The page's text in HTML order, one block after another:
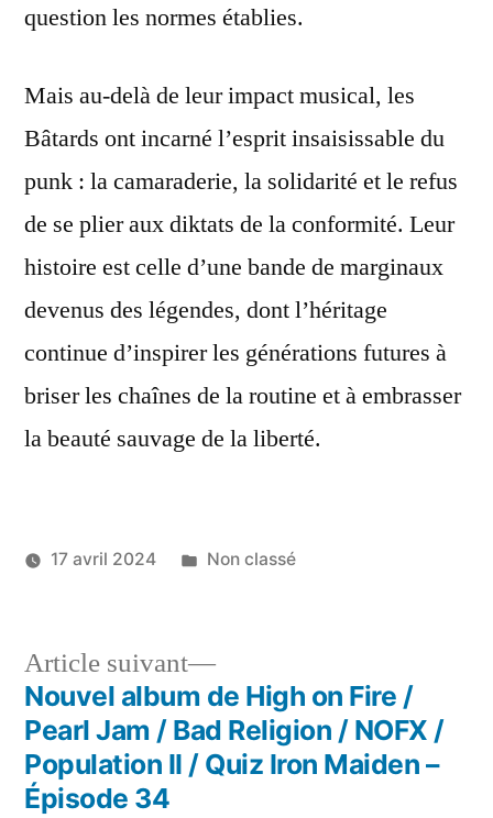
question les normes établies.
Mais au-delà de leur impact musical, les
Bâtards ont incarné l’esprit insaisissable du
punk : la camaraderie, la solidarité et le refus
de se plier aux diktats de la conformité. Leur
histoire est celle d’une bande de marginaux
devenus des légendes, dont l’héritage
continue d’inspirer les générations futures à
briser les chaînes de la routine et à embrasser
la beauté sauvage de la liberté.
17 avril 2024
Publié
Non classé
Navigation
de
l'article
Article suivant
Article
Suivant :
Nouvel album de High on Fire /
Pearl Jam / Bad Religion / NOFX /
Population II / Quiz Iron Maiden –
Épisode 34